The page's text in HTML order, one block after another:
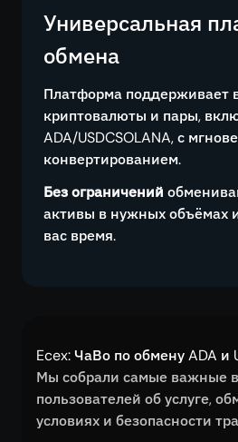
Универсальная
обмена
Платформа поддерживает
криптовалюты и пары,
ADA/USDCSOLANA, с
конвертированием.
Без ограничений
активы в нужных объёмах
вас время.
Ecex: ЧаВо по обмену ADA и
Мы собрали самые важные
пользователей об услуге,
условиях и безопасности